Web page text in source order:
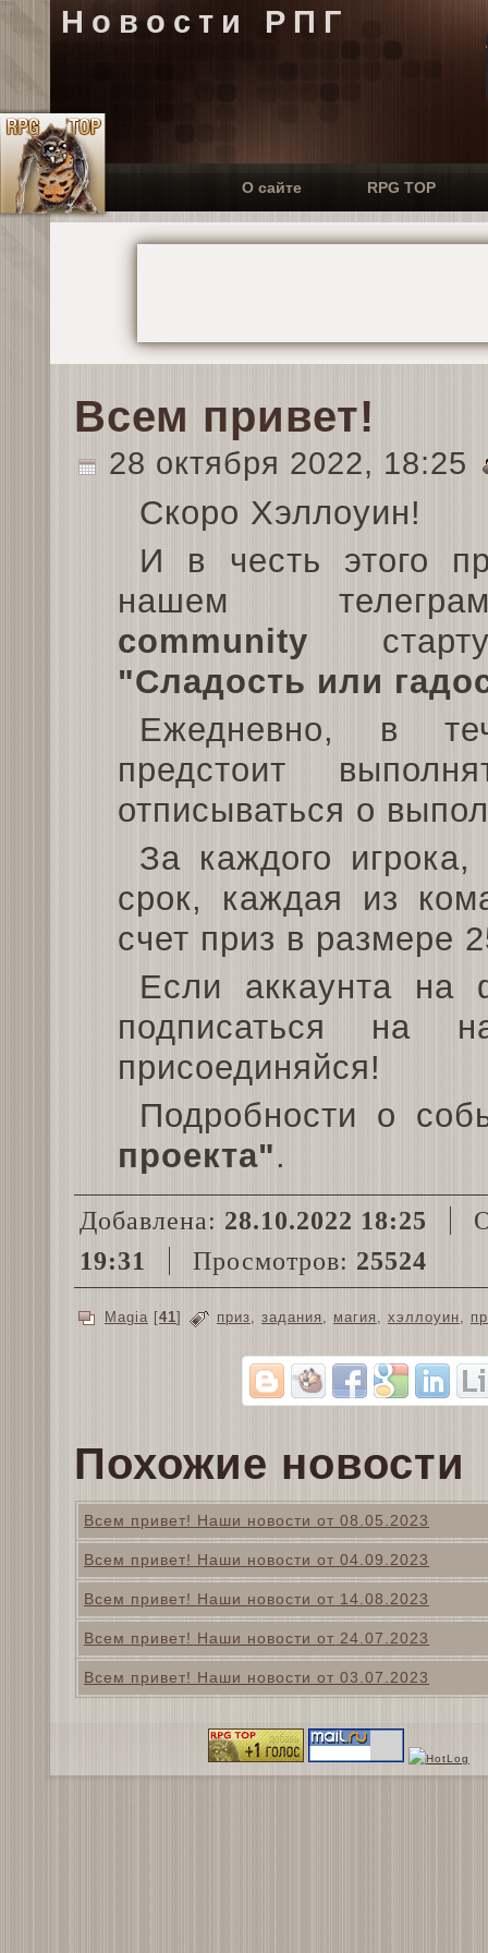
Новости РПГ
О сайте RPG TOP
Всем привет!
28 октября 2022, 18:25
Скоро Хэллоуин!
И в честь этого
нашем
community
"Сладость или
Ежедневно, в
предстоит
отписываться о
За каждого
срок, каждая из
счет приз в размере
Если аккаунта
подписаться на
присоединяйся!
Подробности о
проекта".
Добавлена: 28.10.2022 18:25
19:31
Просмотров: 25524
Magia [41] приз, задания , магия , хэллоуин,
Похожие новости
Всем привет! Наши новости от 08.05.2023
Всем привет! Наши новости от 04.09.2023
Всем привет! Наши новости от 14.08.2023
Всем привет! Наши новости от 24.07.2023
Всем привет! Наши новости от 03.07.2023